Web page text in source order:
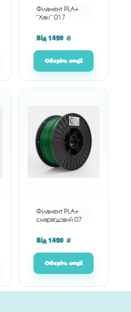
Філамент PLA+
“Хакі” 017
Від1420 ₴
Оберіть опції
Філамент PLA+
смарагдовий 07
Від1420 ₴
Оберіть опції